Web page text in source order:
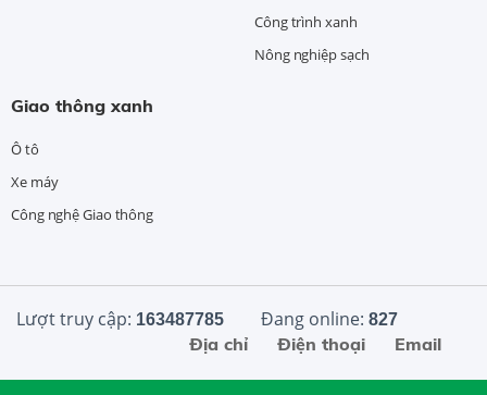
Công trình xanh
Nông nghiệp sạch
Giao thông xanh
Ô tô
Xe máy
Công nghệ Giao thông
Lượt truy cập: 163487785 Đang online: 827
Email
Điện thoại
Địa chỉ